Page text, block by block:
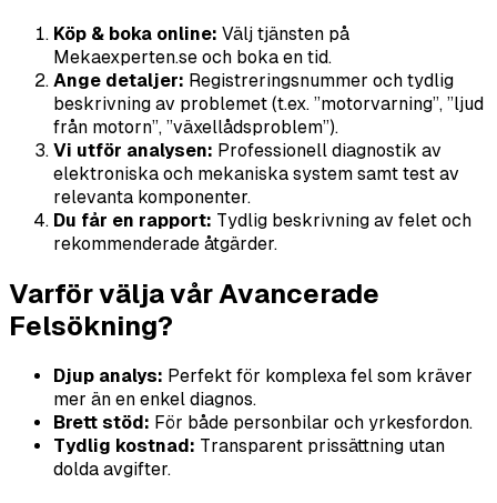
Köp & boka online: Välj tjänsten på
Mekaexperten.se och boka en tid.
Ange detaljer: Registreringsnummer och tydlig
beskrivning av problemet (t.ex. ”motorvarning”, ”ljud
från motorn”, ”växellådsproblem”).
Vi utför analysen: Professionell diagnostik av
elektroniska och mekaniska system samt test av
relevanta komponenter.
Du får en rapport: Tydlig beskrivning av felet och
rekommenderade åtgärder.
Varför välja vår Avancerade
Felsökning?
Djup analys: Perfekt för komplexa fel som kräver
mer än en enkel diagnos.
Brett stöd: För både personbilar och yrkesfordon.
Tydlig kostnad: Transparent prissättning utan
dolda avgifter.